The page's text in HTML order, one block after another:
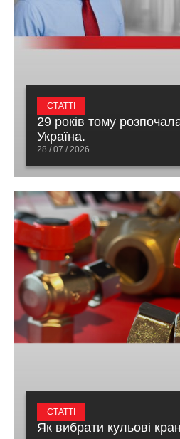
СТАТТІ
29 років тому
Україна.
28 / 07 / 2026
СТАТТІ
Як вибрати кульові